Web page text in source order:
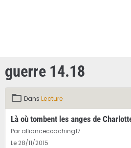
guerre 14.18
Dans Lecture
Là où tombent les anges de
Par alliancecoaching17
Le 28/11/2015